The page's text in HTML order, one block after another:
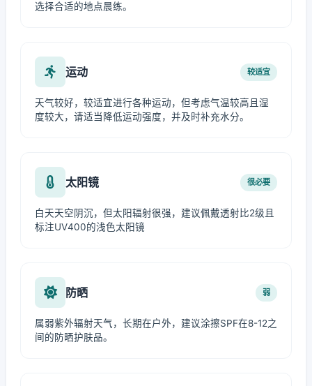
选择合适的地点晨练。
运动 较适宜
天气较好，较适宜进行各种运动，但考虑气温较高且湿
度较大，请适当降低运动强度，并及时补充水分。
太阳镜 很必要
白天天空阴沉，但太阳辐射很强，建议佩戴透射比2级且
标注UV400的浅色太阳镜
防晒 弱
属弱紫外辐射天气，长期在户外，建议涂擦SPF在8-12之
间的防晒护肤品。